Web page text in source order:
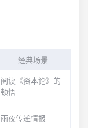
经典场景
阅读《资本论》的
顿悟
雨夜传递情报